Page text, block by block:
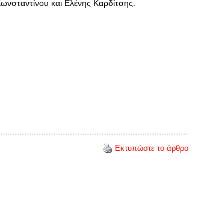
και Ελένης Καρδίτσης.
Εκτυπώστε το άρθρο